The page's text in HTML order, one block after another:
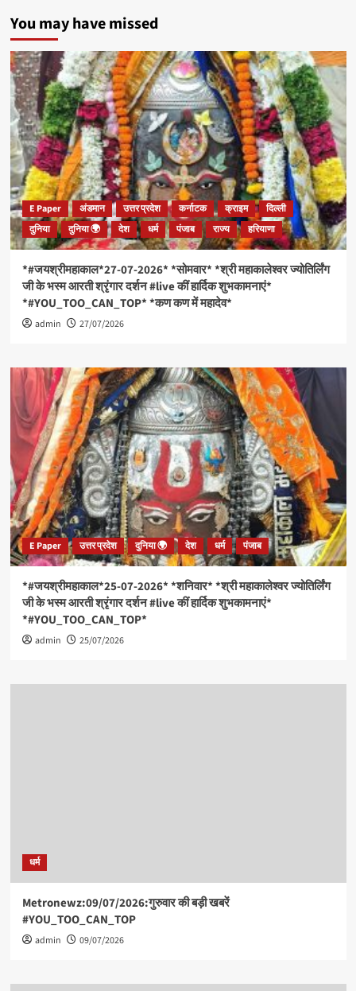
You may have missed
E Paper अंडमान उत्तर प्रदेश कर्नाटक क्राइम
दिल्ली
दुनिया
दुनिया 🌍 देश धर्म पंजाब राज्य हरियाणा
*#जयश्रीमहाकाल*27-07-2026* *सोमवार* *श्री महाकालेश्वर ज्योतिर्लिंग
जी के भस्म आरती श्रृंगार दर्शन #live कीं हार्दिक शुभकामनाएं*
*#YOU_TOO_CAN_TOP* *कण कण में महादेव*
admin 27/07/2026
E Paper उत्तर प्रदेश दुनिया 🌍 देश धर्म पंजाब
*#जयश्रीमहाकाल*25-07-2026* *शनिवार* *श्री महाकालेश्वर ज्योतिर्लिंग
जी के भस्म आरती श्रृंगार दर्शन #live कीं हार्दिक शुभकामनाएं*
*#YOU_TOO_CAN_TOP*
admin 25/07/2026
धर्म
Metronewz:09/07/2026:गुरुवार की बड़ी खबरें
#YOU_TOO_CAN_TOP
admin 09/07/2026